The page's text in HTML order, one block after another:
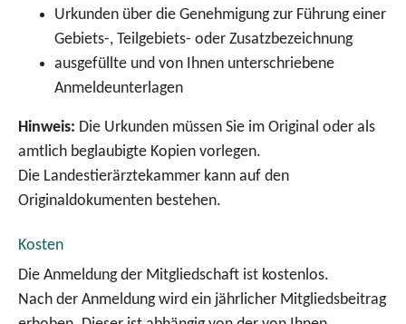
Urkunden über die Genehmigung zur Führung einer
Gebiets-, Teilgebiets- oder Zusatzbezeichnung
ausgefüllte und von Ihnen unterschriebene
Anmeldeunterlagen
Hinweis: Die Urkunden müssen Sie im Original oder als
amtlich beglaubigte Kopien vorlegen.
Die Landestierärztekammer kann auf den
Originaldokumenten bestehen.
Kosten
Die Anmeldung der Mitgliedschaft ist kostenlos.
Nach der Anmeldung wird ein jährlicher Mitgliedsbeitrag